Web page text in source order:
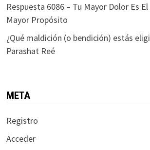
Respuesta 6086 – Tu Mayor Dolor Es
Mayor Propósito
¿Qué maldición (o bendición) estás
Parashat Reé
META
Registro
Acceder